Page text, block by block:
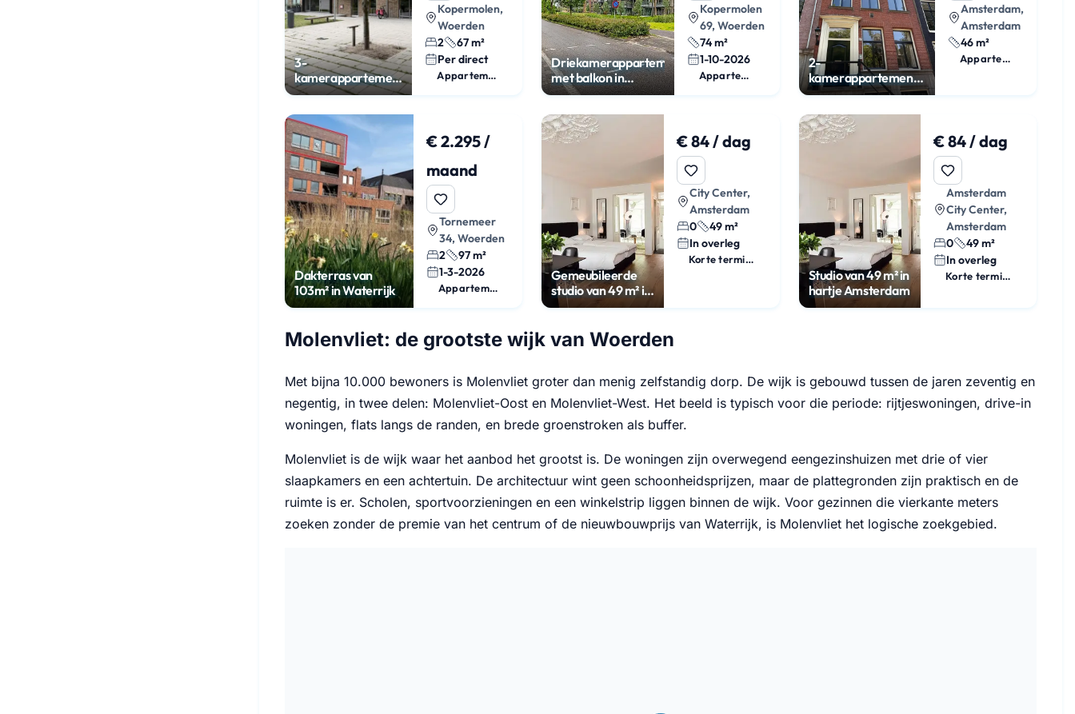
3-
kamerappartement
met garage in
Kopermolen,
Woerden
2
67 m²
Per direct
Appartement
Driekamerappartement
met balkon in
Woerden
Kopermolen
69, Woerden
74 m²
1-10-2026
Appartement
2-
kamerappartement
van 46 m² in
Amsterdam,
Amsterdam
46 m²
Appartement
Dakterras van
103m² in Waterrijk
€ 2.295 /
maand
Tornemeer
34, Woerden
2
97 m²
1-3-2026
Appartement
Gemeubileerde
studio van 49 m² in
hartje Amsterdam
€ 84 / dag
City Center,
Amsterdam
0
49 m²
In overleg
Korte termijn huur
Studio van 49 m² in
hartje Amsterdam
€ 84 / dag
Amsterdam
City Center,
Amsterdam
0
49 m²
In overleg
Korte termijn huur
Molenvliet: de grootste wijk van Woerden
Met bijna 10.000 bewoners is Molenvliet groter dan menig zelfstandig dorp. De wijk is gebouwd tussen de jaren zeventig en
negentig, in twee delen: Molenvliet-Oost en Molenvliet-West. Het beeld is typisch voor die periode: rijtjeswoningen, drive-in
woningen, flats langs de randen, en brede groenstroken als buffer.
Molenvliet is de wijk waar het aanbod het grootst is. De woningen zijn overwegend eengezinshuizen met drie of vier
slaapkamers en een achtertuin. De architectuur wint geen schoonheidsprijzen, maar de plattegronden zijn praktisch en de
ruimte is er. Scholen, sportvoorzieningen en een winkelstrip liggen binnen de wijk. Voor gezinnen die vierkante meters
zoeken zonder de premie van het centrum of de nieuwbouwprijs van Waterrijk, is Molenvliet het logische zoekgebied.